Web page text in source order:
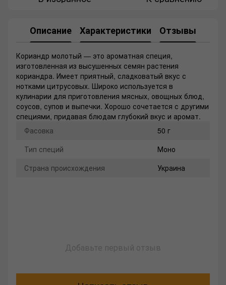
Описание Характеристики Отзывы
Кориандр молотый — это ароматная специя,
изготовленная из высушенных семян растения
кориандра. Имеет приятный, сладковатый вкус с
нотками цитрусовых. Широко используется в
кулинарии для приготовления мясных, овощных блюд,
соусов, супов и выпечки. Хорошо сочетается с другими
специями, придавая блюдам глубокий вкус и аромат.
Фасовка
50 г
Тип специй
Моно
Страна происхождения
Украина
Добавьте первый отзыв